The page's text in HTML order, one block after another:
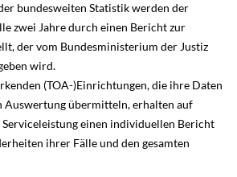
bundesweiten Statistik werden der
zwei Jahre durch einen Bericht zur
der vom Bundesministerium der Justiz
wird.
(TOA-)Einrichtungen, die ihre Daten
Auswertung übermitteln, erhalten auf
Serviceleistung einen individuellen Bericht
ihrer Fälle und den gesamten